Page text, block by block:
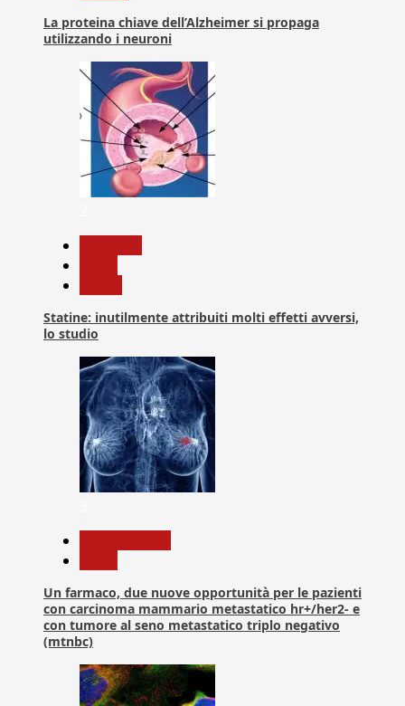
La proteina chiave dell’Alzheimer si propaga
utilizzando i neuroni
Statine: inutilmente attribuiti molti effetti avversi,
lo studio
Un farmaco, due nuove opportunità per le pazienti
con carcinoma mammario metastatico hr+/her2- e
con tumore al seno metastatico triplo negativo
(mtnbc)